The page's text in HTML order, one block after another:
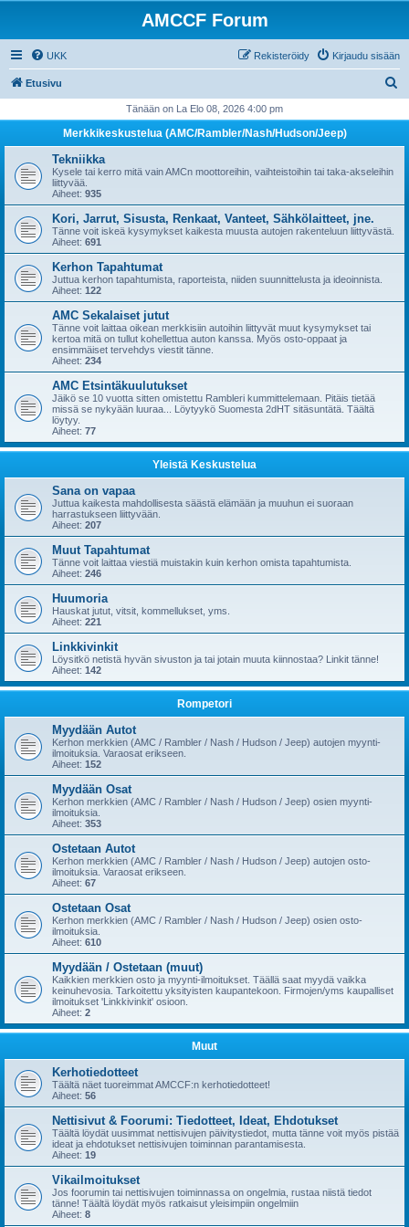
AMCCF Forum
UKK Kirjaudu sisään
Rekisteröidy
Etusivu
i
Tänään on La Elo 08, 2026 4:00 pm
Merkkikeskustelua (AMC/Rambler/Nash/Hudson/Jeep)
Tekniikka
Kysele tai kerro mitä vain AMCn moottoreihin, vaihteistoihin tai taka-akseleihin
liittyvää.
Aiheet: 935
Kori, Jarrut, Sisusta, Renkaat, Vanteet, Sähkölaitteet, jne.
Tänne voit iskeä kysymykset kaikesta muusta autojen rakenteluun liittyvästä.
Aiheet: 691
Kerhon Tapahtumat
Juttua kerhon tapahtumista, raporteista, niiden suunnittelusta ja ideoinnista.
Aiheet: 122
AMC Sekalaiset jutut
Tänne voit laittaa oikean merkkisiin autoihin liittyvät muut kysymykset tai
kertoa mitä on tullut kohellettua auton kanssa. Myös osto-oppaat ja
ensimmäiset tervehdys viestit tänne.
Aiheet: 234
AMC Etsintäkuulutukset
Jäikö se 10 vuotta sitten omistettu Rambleri kummittelemaan. Pitäis tietää
missä se nykyään luuraa... Löytyykö Suomesta 2dHT sitäsuntätä. Täältä
löytyy.
Aiheet: 77
Yleistä Keskustelua
Sana on vapaa
Juttua kaikesta mahdollisesta säästä elämään ja muuhun ei suoraan
harrastukseen liittyvään.
Aiheet: 207
Muut Tapahtumat
Tänne voit laittaa viestiä muistakin kuin kerhon omista tapahtumista.
Aiheet: 246
Huumoria
Hauskat jutut, vitsit, kommellukset, yms.
Aiheet: 221
Linkkivinkit
Löysitkö netistä hyvän sivuston ja tai jotain muuta kiinnostaa? Linkit tänne!
Aiheet: 142
Rompetori
Myydään Autot
Kerhon merkkien (AMC / Rambler / Nash / Hudson / Jeep) autojen myynti-
ilmoituksia. Varaosat erikseen.
Aiheet: 152
Myydään Osat
Kerhon merkkien (AMC / Rambler / Nash / Hudson / Jeep) osien myynti-
ilmoituksia.
Aiheet: 353
Ostetaan Autot
Kerhon merkkien (AMC / Rambler / Nash / Hudson / Jeep) autojen osto-
ilmoituksia. Varaosat erikseen.
Aiheet: 67
Ostetaan Osat
Kerhon merkkien (AMC / Rambler / Nash / Hudson / Jeep) osien osto-
ilmoituksia.
Aiheet: 610
Myydään / Ostetaan (muut)
Kaikkien merkkien osto ja myynti-ilmoitukset. Täällä saat myydä vaikka
keinuhevosia. Tarkoitettu yksityisten kaupantekoon. Firmojen/yms kaupalliset
ilmoitukset 'Linkkivinkit' osioon.
Aiheet: 2
Muut
Kerhotiedotteet
Täältä näet tuoreimmat AMCCF:n kerhotiedotteet!
Aiheet: 56
Nettisivut & Foorumi: Tiedotteet, Ideat, Ehdotukset
Täältä löydät uusimmat nettisivujen päivitystiedot, mutta tänne voit myös pistää
ideat ja ehdotukset nettisivujen toiminnan parantamisesta.
Aiheet: 19
Vikailmoitukset
Jos foorumin tai nettisivujen toiminnassa on ongelmia, rustaa niistä tiedot
tänne! Täältä löydät myös ratkaisut yleisimpiin ongelmiin
Aiheet: 8